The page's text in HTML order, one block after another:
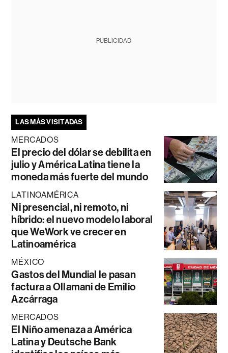
PUBLICIDAD
LAS MÁS VISITADAS
MERCADOS
El precio del dólar se debilita en
julio y América Latina tiene la
moneda más fuerte del mundo
LATINOAMÉRICA
Ni presencial, ni remoto, ni
híbrido: el nuevo modelo laboral
que WeWork ve crecer en
Latinoamérica
MÉXICO
Gastos del Mundial le pasan
factura a Ollamani de Emilio
Azcárraga
MERCADOS
El Niño amenaza a América
Latina y Deutsche Bank